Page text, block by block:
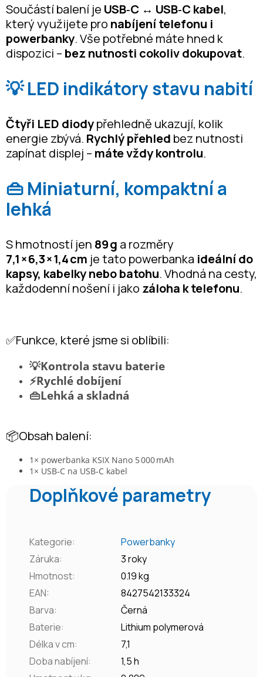
Součástí balení je USB‑C ↔ USB‑C kabel,
který využijete pro nabíjení telefonu i
powerbanky. Vše potřebné máte hned k
dispozici – bez nutnosti cokoliv dokupovat.
💡 LED indikátory stavu nabití
Čtyři LED diodypřehledně ukazují, kolik
energie zbývá. Rychlý přehled bez nutnosti
zapínat displej – máte vždy kontrolu.
👜 Miniaturní, kompaktní a
lehká
S hmotností jen 89 g a rozměry
7,1 × 6,3 × 1,4 cm je tato powerbanka ideální do
kapsy, kabelky nebo batohu. Vhodná na cesty,
každodenní nošení i jako záloha k telefonu.
✅Funkce, které jsme si oblíbili:
💡Kontrola stavu baterie
⚡Rychlé dobíjení
👜Lehká a skladná
📦Obsah balení:
1× powerbanka KSIX Nano 5 000 mAh
1× USB‑C na USB‑C kabel
Doplňkové parametry
Kategorie:
Powerbanky
Záruka:
3 roky
Hmotnost:
0.19 kg
EAN:
8427542133324
Barva:
Černá
Baterie:
Lithium polymerová
Délka v cm:
7,1
Doba nabíjení:
1,5 h